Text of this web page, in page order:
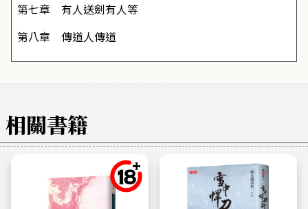
第七章 有人送劍有人等
第八章 傳道人傳道
相關書籍